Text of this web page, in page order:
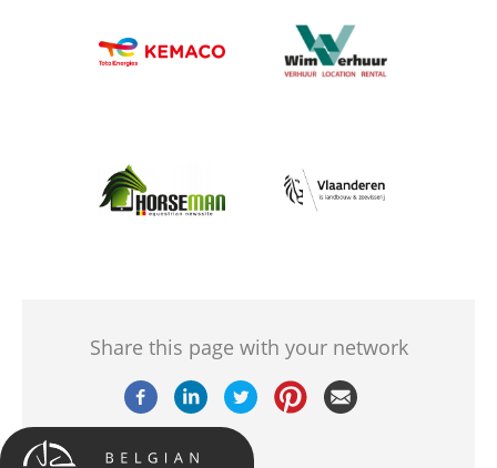
Afbeelding
Afbeelding
Afbeelding Afbeelding
Share this page with your network